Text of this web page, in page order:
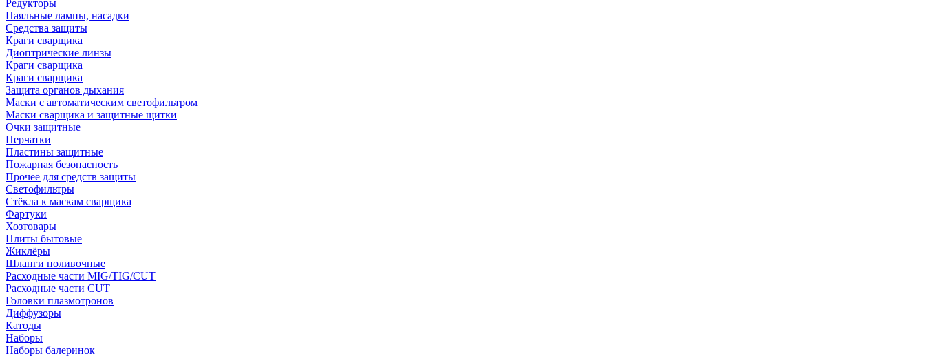
Редукторы
Паяльные лампы, насадки
Средства защиты
Краги сварщика
Диоптрические линзы
Краги сварщика
Краги сварщика
Защита органов дыхания
Маски с автоматическим светофильтром
Маски сварщика и защитные щитки
Очки защитные
Перчатки
Пластины защитные
Пожарная безопасность
Прочее для средств защиты
Светофильтры
Стёкла к маскам сварщика
Фартуки
Хозтовары
Плиты бытовые
Жиклёры
Шланги поливочные
Расходные части MIG/TIG/CUT
Расходные части CUT
Головки плазмотронов
Диффузоры
Катоды
Наборы
Наборы балеринок